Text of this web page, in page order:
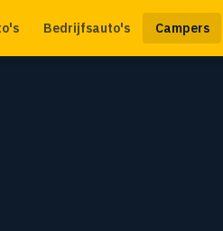
Bedrijfsauto's Campers